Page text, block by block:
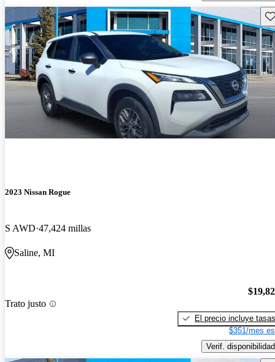
2023 Nissan Rogue
S AWD 47,424 millas
Saline, MI
Trato justo
El precio incluye tasas
$351/mes
Verif. disponibilidad